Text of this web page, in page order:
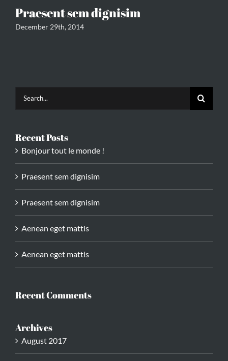
Praesent sem dignisim
December 29th, 2014
Search
for:
Recent Posts
Bonjour tout le monde !
Praesent sem dignisim
Praesent sem dignisim
Aenean eget mattis
Aenean eget mattis
Recent Comments
Archives
August 2017